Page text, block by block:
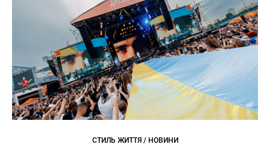
СТИЛЬ ЖИТТЯ / НОВИНИ